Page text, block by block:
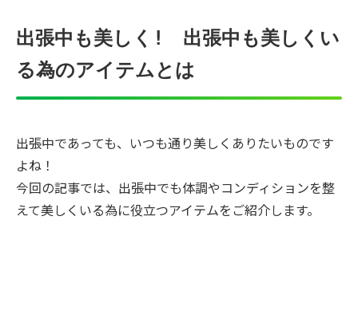
出張中も美しく! 出張中も美しくい
る為のアイテムとは
出張中であっても、いつも通り美しくありたいものです
よね！
今回の記事では、出張中でも体調やコンディションを整
えて美しくいる為に役立つアイテムをご紹介します。